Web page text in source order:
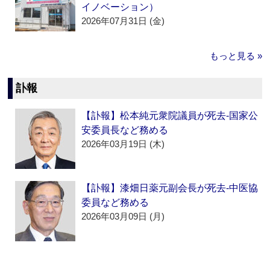
イノベーション）
2026年07月31日 (金)
もっと見る »
訃報
【訃報】松本純元衆院議員が死去‐国家公
安委員長など務める
2026年03月19日 (木)
【訃報】漆畑日薬元副会長が死去‐中医協
委員など務める
2026年03月09日 (月)